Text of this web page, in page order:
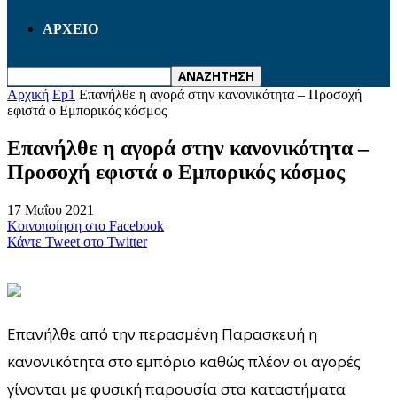
ΑΡΧΕΙΟ
Αρχική Ep1 Επανήλθε η αγορά στην κανονικότητα – Προσοχή
εφιστά ο Εμπορικός κόσμος
Επανήλθε η αγορά στην κανονικότητα –
Προσοχή εφιστά ο Εμπορικός κόσμος
17 Μαΐου 2021
Κοινοποίηση στο Facebook
Κάντε Tweet στο Twitter
Επανήλθε από την περασμένη Παρασκευή η
κανονικότητα στο εμπόριο καθώς πλέον οι αγορές
γίνονται με φυσική παρουσία στα καταστήματα